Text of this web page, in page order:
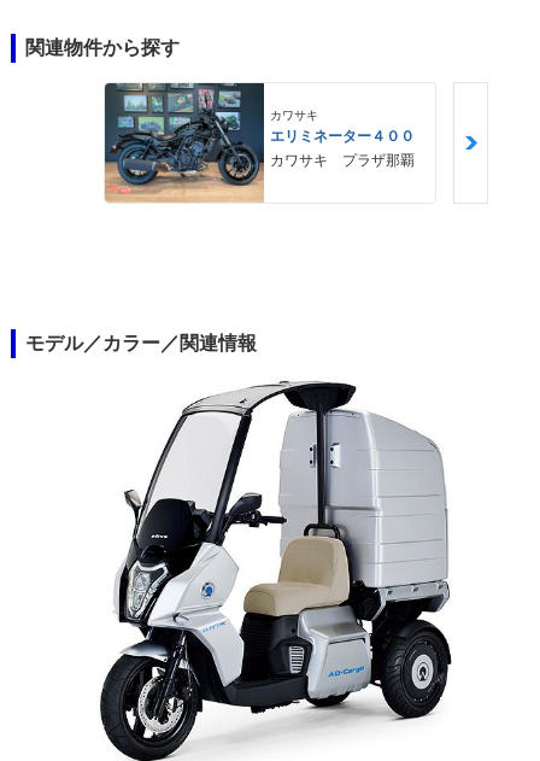
関連物件から探す
カワサキ
エリミネーター４００
カワサキ プラザ那覇
モデル／カラー／関連情報